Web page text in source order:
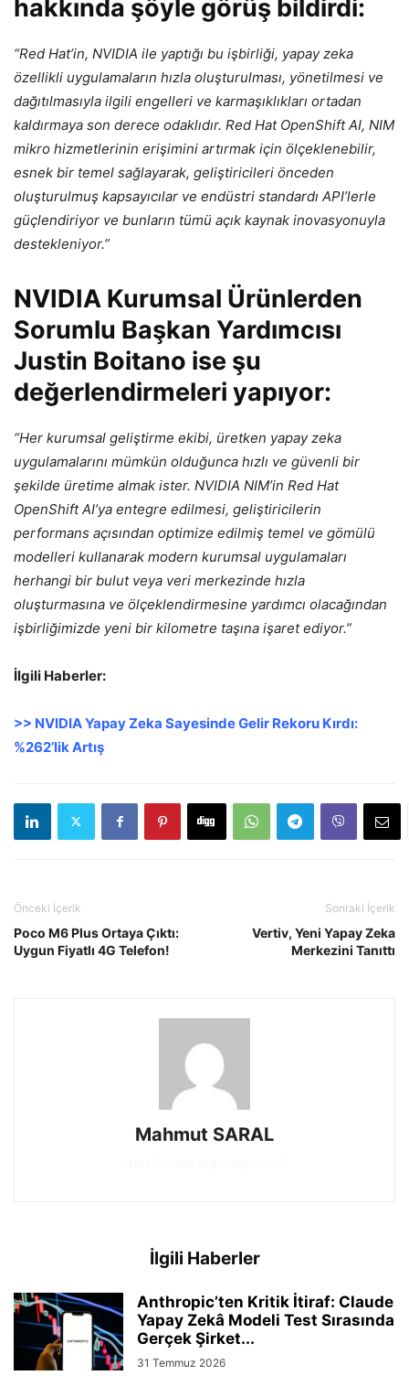
hakkında şöyle görüş bildirdi:
“Red Hat’in, NVIDIA ile yaptığı bu işbirliği, yapay zeka
özellikli uygulamaların hızla oluşturulması, yönetilmesi ve
dağıtılmasıyla ilgili engelleri ve karmaşıklıkları ortadan
kaldırmaya son derece odaklıdır. Red Hat OpenShift AI, NIM
mikro hizmetlerinin erişimini artırmak için ölçeklenebilir,
esnek bir temel sağlayarak, geliştiricileri önceden
oluşturulmuş kapsayıcılar ve endüstri standardı API’lerle
güçlendiriyor ve bunların tümü açık kaynak inovasyonuyla
destekleniyor.”
NVIDIA Kurumsal Ürünlerden
Sorumlu Başkan Yardımcısı
Justin Boitano ise şu
değerlendirmeleri yapıyor:
“Her kurumsal geliştirme ekibi, üretken yapay zeka
uygulamalarını mümkün olduğunca hızlı ve güvenli bir
şekilde üretime almak ister. NVIDIA NIM’in Red Hat
OpenShift AI’ya entegre edilmesi, geliştiricilerin
performans açısından optimize edilmiş temel ve gömülü
modelleri kullanarak modern kurumsal uygulamaları
herhangi bir bulut veya veri merkezinde hızla
oluşturmasına ve ölçeklendirmesine yardımcı olacağından
işbirliğimizde yeni bir kilometre taşına işaret ediyor.”
İlgili Haberler:
>> NVIDIA Yapay Zeka Sayesinde Gelir Rekoru Kırdı:
%262’lik Artış
Önceki İçerik
Poco M6 Plus Ortaya Çıktı:
Uygun Fiyatlı 4G Telefon!
Sonraki İçerik
Vertiv, Yeni Yapay Zeka
Merkezini Tanıttı
Mahmut SARAL
İlgili Haberler
Anthropic’ten Kritik İtiraf: Claude
Yapay Zekâ Modeli Test Sırasında
Gerçek Şirket...
31 Temmuz 2026